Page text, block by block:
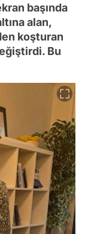
başında
alan,
koşturan
Bu